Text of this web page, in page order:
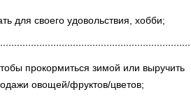
для своего удовольствия, хобби;
прокормиться зимой или выручить
овощей/фруктов/цветов;